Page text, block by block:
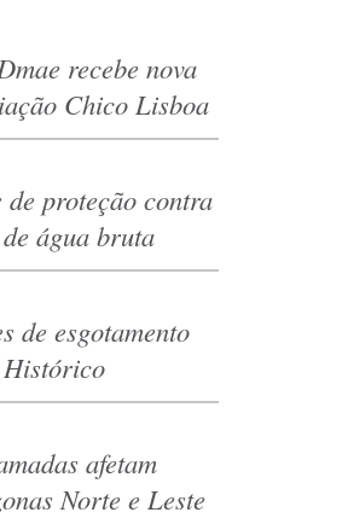
recebe nova
Chico Lisboa
proteção contra
água bruta
de esgotamento
afetam
Norte e Leste